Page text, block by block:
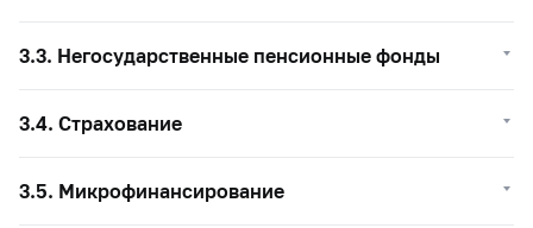
3.3. Негосударственные пенсионные фонды
3.4. Страхование
3.5. Микрофинансирование